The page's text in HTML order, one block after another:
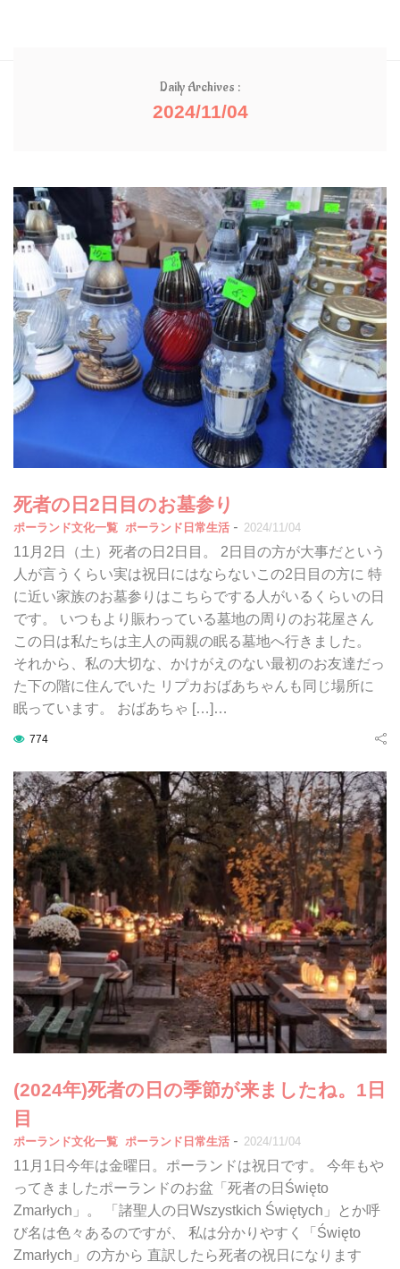
Daily Archives :
2024/11/04
死者の日2日目のお墓参り
ポーランド文化一覧 ポーランド日常生活 - 2024/11/04
11月2日（土）死者の日2日目。 2日目の方が大事だという
人が言うくらい実は祝日にはならないこの2日目の方に 特
に近い家族のお墓参りはこちらでする人がいるくらいの日
です。 いつもより賑わっている墓地の周りのお花屋さん
この日は私たちは主人の両親の眠る墓地へ行きました。
それから、私の大切な、かけがえのない最初のお友達だっ
た下の階に住んでいた リプカおばあちゃんも同じ場所に
眠っています。 おばあちゃ […]…
774
(2024年)死者の日の季節が来ましたね。1日
目
ポーランド文化一覧 ポーランド日常生活 - 2024/11/04
11月1日今年は金曜日。ポーランドは祝日です。 今年もや
ってきましたポーランドのお盆「死者の日Święto
Zmarłych」。 「諸聖人の日Wszystkich Świętych」とか呼
び名は色々あるのですが、 私は分かりやすく「Święto
Zmarłych」の方から 直訳したら死者の祝日になります